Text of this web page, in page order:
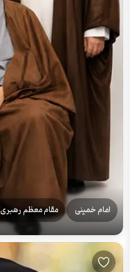
امام خمینی مقام معظم رهبری